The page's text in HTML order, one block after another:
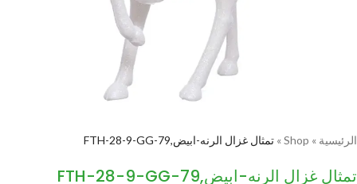
الرئيسية »
Shop
» تمثال غزال الرنه-ابيض,FTH-28-9-GG-79
تمثال غزال الرنه-ابيض,FTH-28-9-GG-79